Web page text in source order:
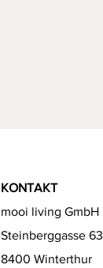
KONTAKT
mooi living GmbH
Steinberggasse 63
8400 Winterthur